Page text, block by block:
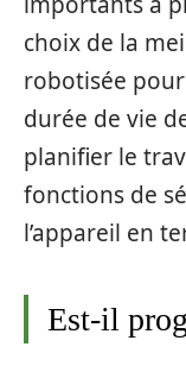
choix de la
robotisée
durée de vie
planifier le
fonctions de
l’appareil en
Est-il